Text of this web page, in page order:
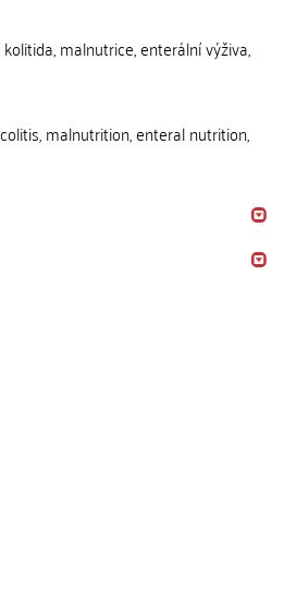
malnutrice, enterální výživa,
malnutrition, enteral nutrition,